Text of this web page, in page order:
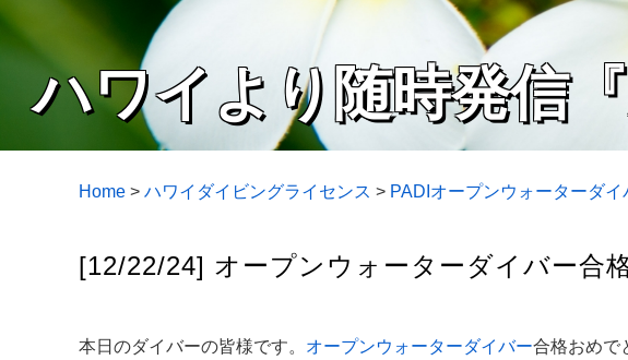
ハワイより随時発信
Home > ハワイダイビングライセンス > PADIオープンウォーターダイ
[12/22/24] オープンウォーターダイバー合
本日のダイバーの皆様です。 オープンウォーターダイバー合格おめで